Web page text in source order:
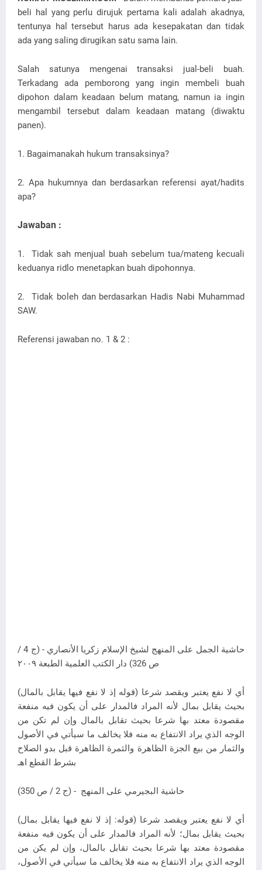
beli hal yang perlu dirujuk pertama kali adalah akadnya,
tentunya hal tersebut harus ada kesepakatan dan tidak
ada yang saling dirugikan satu sama lain.
Salah satunya mengenai transaksi jual-beli buah.
Terkadang ada pemborong yang ingin membeli buah
dipohon dalam keadaan belum matang, namun ia ingin
mengambil tersebut dalam keadaan matang (diwaktu
panen).
1. Bagaimanakah hukum transaksinya?
2. Apa hukumnya dan berdasarkan referensi ayat/hadits
apa?
Jawaban :
1. Tidak sah menjual buah sebelum tua/mateng kecuali
keduanya ridlo menetapkan buah dipohonnya.
2. Tidak boleh dan berdasarkan Hadis Nabi Muhammad
SAW.
Referensi jawaban no. 1 & 2 :
حاشية الجمل على المنهج لشيخ الإسلام زكريا الأنصاري - (ج 4 /
ص 326) دار الكتب العلمية الطبعة ٢٠٠٩
(قوله إذ لا نفع فيها يقابل بالمال) أي لا نفع يعتبر ويقصد شرعا
بحيث يقابل بمال لأنه المراد فالمدار على أن يكون فيه منفعة
مقصودة معتد بها شرعا بحيث تقابل بالمال وإن لم تكن من
الوجه الذي يراد الانتفاع به منه فلا يخالف ما سيأتي في الأصول
والثمار من بيع الجزة الظاهرة والثمرة الظاهرة قبل بدو الصلاح
بشرط القطع اهـ
حاشية البجيرمي على المنهج - (ج 2 / ص 350)
(قوله: إذ لا نفع فيها يقابل بمال) أي لا نفع يعتبر ويقصد شرعا
بحيث يقابل بمال؛ لأنه المراد فالمدار على أن يكون فيه منفعة
مقصودة معتد بها شرعا بحيث تقابل بالمال، وإن لم يكن من
الوجه الذي يراد الانتفاع به منه فلا يخالف ما سيأتي في الأصول،